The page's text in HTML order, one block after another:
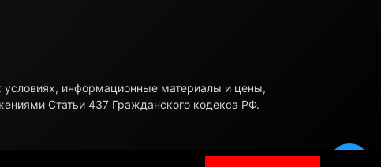
условиях, информационные материалы и цены,
Статьи 437 Гражданского кодекса РФ.